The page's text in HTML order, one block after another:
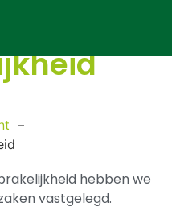
hebben we
vastgelegd.